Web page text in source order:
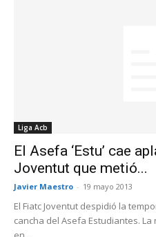
Liga Acb
El Asefa ‘Estu’ cae
Joventut que metió...
Javier Maestro - 19 mayo 2013
El Fiatc Joventut despidió la
cancha del Asefa Estudiantes.